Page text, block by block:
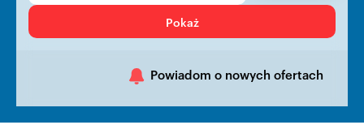
Pokaż
Powiadom o nowych ofertach